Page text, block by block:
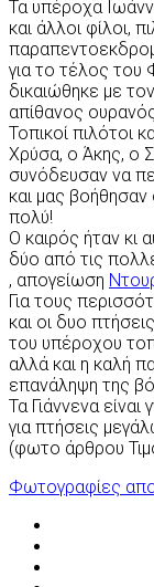
Τα υπέροχα
και άλλοι φίλοι,
για το τέλος του
δικαιώθηκε με
απίθανος
Τοπικοί πιλότοι
Χρύσα, ο Άκης, ο
συνόδευσαν να
και μας βοήθησαν
πολύ!
Ο καιρός ήταν κι
δύο από τις
, απογείωση
Για τους
και οι δυο
του υπέροχου
αλλά και η καλή
επανάληψη της
Τα Γιάννενα
για πτήσεις
(φωτο άρθρου
Φωτογραφίες